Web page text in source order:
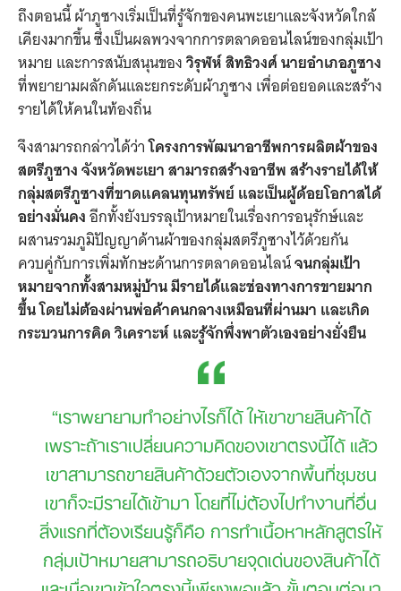
ถึงตอนนี้ ผ้าภูซางเริ่มเป็นที่รู้จักของคนพะเยาและจังหวัดใกล้
เคียงมากขึ้น ซึ่งเป็นผลพวงจากการตลาดออนไลน์ของกลุ่มเป้า
หมาย และการสนับสนุนของวิรุฬห์ สิทธิวงศ์ นายอำเภอภูซาง
ที่พยายามผลักดันและยกระดับผ้าภูซาง เพื่อต่อยอดและสร้าง
รายได้ให้คนในท้องถิ่น
จึงสามารถกล่าวได้ว่าโครงการพัฒนาอาชีพการผลิตผ้าของ
สตรีภูซาง จังหวัดพะเยา สามารถสร้างอาชีพ สร้างรายได้ให้
กลุ่มสตรีภูซางที่ขาดแคลนทุนทรัพย์ และเป็นผู้ด้อยโอกาสได้
อย่างมั่นคงอีกทั้งยังบรรลุเป้าหมายในเรื่องการอนุรักษ์และ
ผสานรวมภูมิปัญญาด้านผ้าของกลุ่มสตรีภูซางไว้ด้วยกัน
ควบคู่กับการเพิ่มทักษะด้านการตลาดออนไลน์จนกลุ่มเป้า
หมายจากทั้งสามหมู่บ้าน มีรายได้และช่องทางการขายมาก
ขึ้น โดยไม่ต้องผ่านพ่อค้าคนกลางเหมือนที่ผ่านมา และเกิด
กระบวนการคิด วิเคราะห์ และรู้จักพึ่งพาตัวเองอย่างยั่งยืน
“เราพยายามทำอย่างไรก็ได้ ให้เขาขายสินค้าได้
เพราะถ้าเราเปลี่ยนความคิดของเขาตรงนี้ได้ แล้ว
เขาสามารถขายสินค้าด้วยตัวเองจากพื้นที่ชุมชน
เขาก็จะมีรายได้เข้ามา โดยที่ไม่ต้องไปทำงานที่อื่น
สิ่งแรกที่ต้องเรียนรู้ก็คือ การทำเนื้อหาหลักสูตรให้
กลุ่มเป้าหมายสามารถอธิบายจุดเด่นของสินค้าได้